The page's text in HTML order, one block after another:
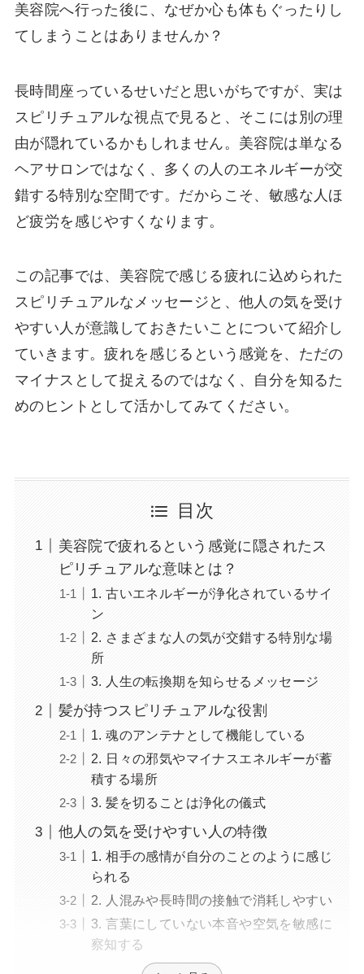
美容院へ行った後に、なぜか心も体もぐったりし
てしまうことはありませんか？
長時間座っているせいだと思いがちですが、実は
スピリチュアルな視点で見ると、そこには別の理
由が隠れているかもしれません。美容院は単なる
ヘアサロンではなく、多くの人のエネルギーが交
錯する特別な空間です。だからこそ、敏感な人ほ
ど疲労を感じやすくなります。
この記事では、美容院で感じる疲れに込められた
スピリチュアルなメッセージと、他人の気を受け
やすい人が意識しておきたいことについて紹介し
ていきます。疲れを感じるという感覚を、ただの
マイナスとして捉えるのではなく、自分を知るた
めのヒントとして活かしてみてください。
目次
美容院で疲れるという感覚に隠されたス
ピリチュアルな意味とは？
1. 古いエネルギーが浄化されているサイ
ン
2. さまざまな人の気が交錯する特別な場
所
3. 人生の転換期を知らせるメッセージ
髪が持つスピリチュアルな役割
1. 魂のアンテナとして機能している
2. 日々の邪気やマイナスエネルギーが蓄
積する場所
3. 髪を切ることは浄化の儀式
他人の気を受けやすい人の特徴
1. 相手の感情が自分のことのように感じ
られる
2. 人混みや長時間の接触で消耗しやすい
3. 言葉にしていない本音や空気を敏感に
察知する